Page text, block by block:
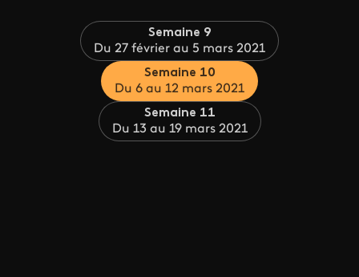
Semaine 9
Du 27 février au 5 mars 2021
Semaine 10
Du 6 au 12 mars 2021
Semaine 11
Du 13 au 19 mars 2021